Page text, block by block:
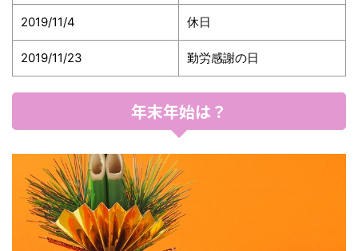
2019/11/4 休日
2019/11/23 勤労感謝の日
年末年始は？